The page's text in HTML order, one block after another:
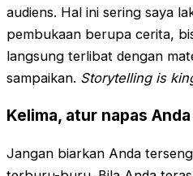
audiens. Hal ini sering saya
pembukaan berupa cerita,
langsung terlibat dengan
sampaikan. Storytelling is
Kelima, atur napas
Jangan biarkan Anda